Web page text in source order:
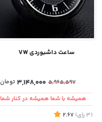
ساعت داشبوردی VW
5,965,597
3,148,000 تومان
همیشه با شما همیشه در کنار شما
(3
رای)
2.67